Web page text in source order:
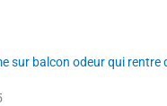
sur balcon odeur qui rentre